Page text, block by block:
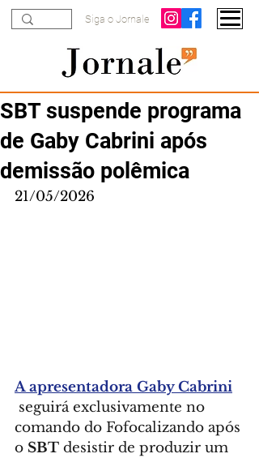
Siga o Jornale
SBT suspende programa
de Gaby Cabrini após
demissão polêmica
21/05/2026
A apresentadora Gaby Cabrini
seguirá exclusivamente no
comando do Fofocalizando após
o SBT desistir de produzir um